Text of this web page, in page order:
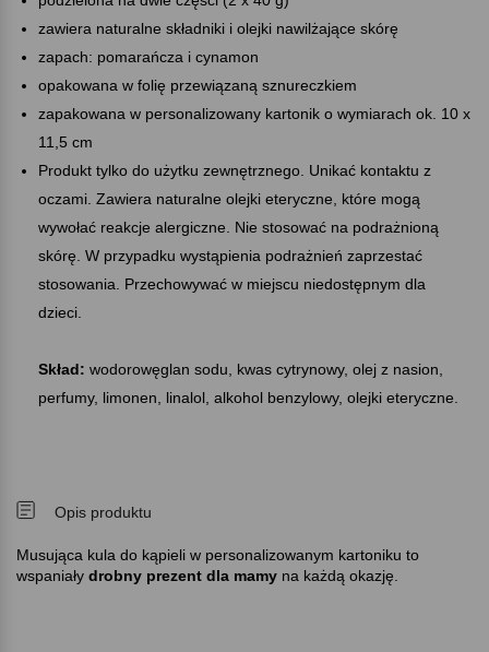
zawiera naturalne składniki i olejki nawilżające skórę
zapach: pomarańcza i cynamon
opakowana w folię przewiązaną sznureczkiem
zapakowana w personalizowany kartonik o wymiarach ok. 10 x
11,5 cm
Produkt tylko do użytku zewnętrznego. Unikać kontaktu z
oczami. Zawiera naturalne olejki eteryczne, które mogą
wywołać reakcje alergiczne. Nie stosować na podrażnioną
skórę. W przypadku wystąpienia podrażnień zaprzestać
stosowania. Przechowywać w miejscu niedostępnym dla
dzieci.
Skład: wodorowęglan sodu, kwas cytrynowy, olej z nasion,
perfumy, limonen, linalol, alkohol benzylowy, olejki eteryczne.
Opis produktu
Musująca kula do kąpieli w personalizowanym kartoniku to
wspaniały drobny prezent dla mamy na każdą okazję.